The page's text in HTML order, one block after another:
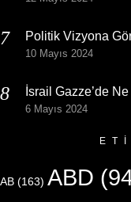
Politik Vizyona
10 Mayıs 2024
İsrail Gazze’de
6 Mayıs 2024
AB (163) ABD